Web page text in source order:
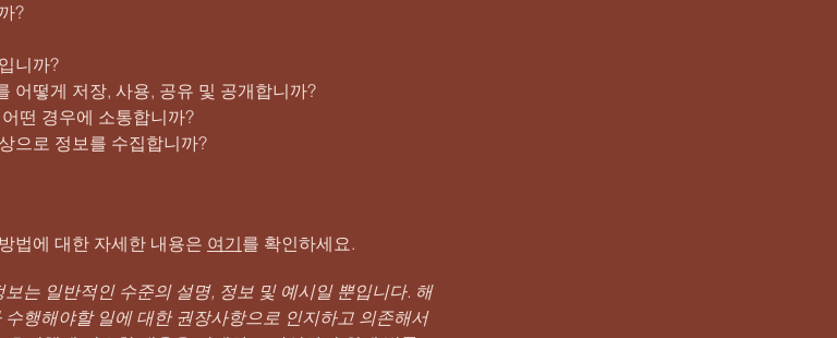
?
니까?
어떻게 저장, 사용, 공유 및 공개합니까?
떤 경우에 소통합니까?
으로 정보를 수집합니까?
법에 대한 자세한 내용은 여기를 확인하세요.
는 일반적인 수준의 설명, 정보 및 예시일 뿐입니다. 해
행해야할 일에 대한 권장사항으로 인지하고 의존해서